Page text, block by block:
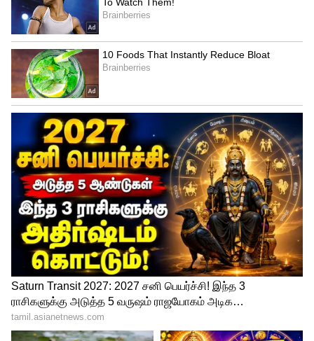
4
6
Image Credit :AI
வெந்தயக் கீரை
உங்களது சமையலறையில் இருக்கும்
வெந்தய விதைகளைக் கொண்டே
எந்தவொரு பருவக்காலத்திலும் வெந்தயக்
கீரையை வளர்க்கலாம். விதைகளை
மண்ணில் தூவினால் போதும், இரண்டு
வாரங்களில் இலைகள் முளைத்துவிடும்.
அதனை நீங்கள் பறித்துப் பயன்படுத்தலாம்.